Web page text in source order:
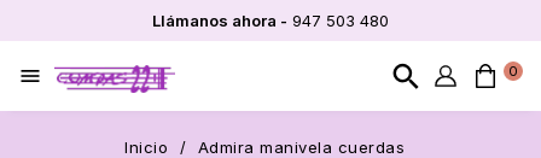
Llámanos ahora - 947 503 480
0
search

Inicio Admira manivela cuerdas